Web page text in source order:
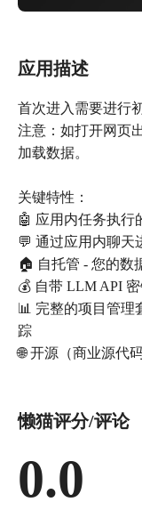
应用描述
首次进入需要进行
注意：如打开网页
加载数据。
关键特性：
🤖 应用内任务执行
💬 通过应用内聊天
🏠 自托管 - 您的数
💰 自带 LLM API
📊 完整的项目管
踪
懒猫评分/评论
0.0